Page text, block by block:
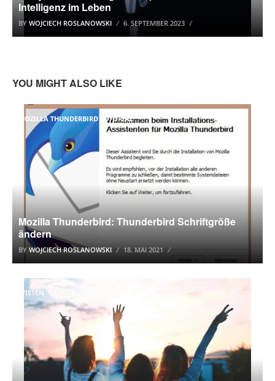
Intelligenz im Leben
BY WOJCIECH ROSLANOWSKI 6. SEPTEMBER 2023
YOU MIGHT ALSO LIKE
MOZILLA THUNDERBIRD TUTORIAL
Mozilla Thunderbird: Thunderbird Schriftgröße
ändern
BY WOJCIECH ROSLANOWSKI 18. MAI 2021
WISSEN